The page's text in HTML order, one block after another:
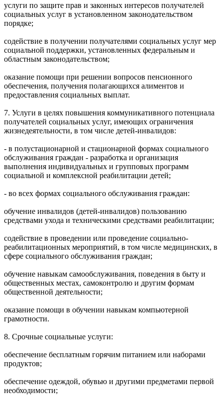
услуги по защите прав и законных интересов получателей
социальных услуг в установленном законодательством
порядке;
содействие в получении получателями социальных услуг мер
социальной поддержки, установленных федеральным и
областным законодательством;
оказание помощи при решении вопросов пенсионного
обеспечения, получения полагающихся алиментов и
предоставления социальных выплат.
7. Услуги в целях повышения коммуникативного потенциала
получателей социальных услуг, имеющих ограничения
жизнедеятельности, в том числе детей-инвалидов:
- в полустационарной и стационарной формах социального
обслуживания граждан - разработка и организация
выполнения индивидуальных и групповых программ
социальной и комплексной реабилитации детей;
- во всех формах социального обслуживания граждан:
обучение инвалидов (детей-инвалидов) пользованию
средствами ухода и техническими средствами реабилитации;
содействие в проведении или проведение социально-
реабилитационных мероприятий, в том числе медицинских, в
сфере социального обслуживания граждан;
обучение навыкам самообслуживания, поведения в быту и
общественных местах, самоконтролю и другим формам
общественной деятельности;
оказание помощи в обучении навыкам компьютерной
грамотности.
8. Срочные социальные услуги:
обеспечение бесплатным горячим питанием или наборами
продуктов;
обеспечение одеждой, обувью и другими предметами первой
необходимости;